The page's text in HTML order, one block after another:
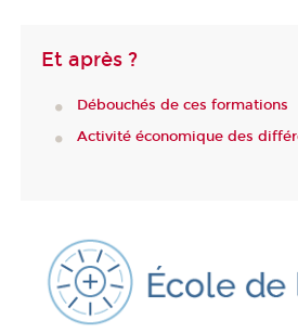
Et après ?
Débouchés de ces formations
Activité économique des